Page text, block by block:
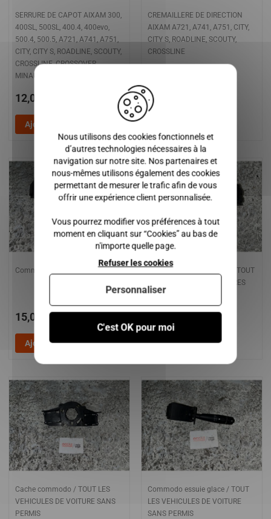
SERRURE DE CAPOT AIXAM 300,
400SL, 500SL, 400.4, 400evo,
500.4, 500.5, A721, A741, A751,
CITY, CITY S, ROADLINE, SCOUTY,
CROSSLINE, CROSSOVER,
MINAUTO, MEGA
12,00 €
Ajouter au panier
CREMAILLERE DE DIRECTION
AIXAM A721, A741, A751, CITY,
CITY S, ROADLINE, SCOUTY,
CROSSLINE
100,00 €
Commodo d'essuie glace
15,00 €
Ajouter au panier
Commodo d'essuie glace / TOUT
LES VEHICULES DE VOITURES
SANS PERMIS
15,00 €
Ajouter au panier
Cache commodo / TOUT LES
VEHICULES DE VOITURE SANS
PERMIS
Commodo essuie glace / TOUT
LES VEHICULES DE VOITURE
SANS PERMIS
Nous utilisons des cookies fonctionnels et
d’autres technologies nécessaires à la
navigation sur notre site. Nos partenaires et
nous-mêmes utilisons également des cookies
permettant de mesurer le trafic afin de vous
offrir une expérience client personnalisée.
Vous pourrez modifier vos préférences à tout
moment en cliquant sur “Cookies” au bas de
n'importe quelle page.
C'est OK pour moi
Refuser les cookies
Personnaliser